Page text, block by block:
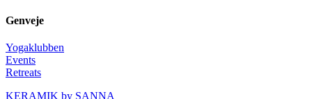
Genveje
Yogaklubben
Events
Retreats
KERAMIK by SANNA